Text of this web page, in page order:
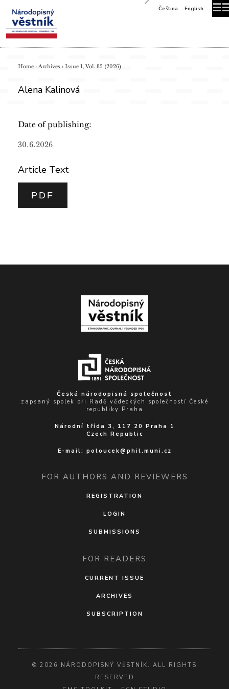
☰
Čeština English
Home › Archives › Issue 1, Vol. 85 (2026)
Alena Kalinová
Date of publishing:
30.6.2026
Article Text
PDF
Česká národopisná společnost
zapsaný spolek při Radě vědeckých společností České
republiky Praha
Národní třída 3, 117 20 Praha 1
Czech Republic
E-mail: poloucek@phil.muni.cz
FOR AUTHORS AND REVIEWERS
REGISTRATION
LOGIN
SUBMISSIONS
FOR READERS
CURRENT ISSUE
ARCHIVES
SUBSCRIPTION
© 2026 NÁRODOPISNÝ VĚSTNÍK. ALL RIGHTS
RESERVED